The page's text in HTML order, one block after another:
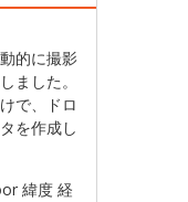
的に撮影
ました。
で、ドロ
を作成し
緯度 経